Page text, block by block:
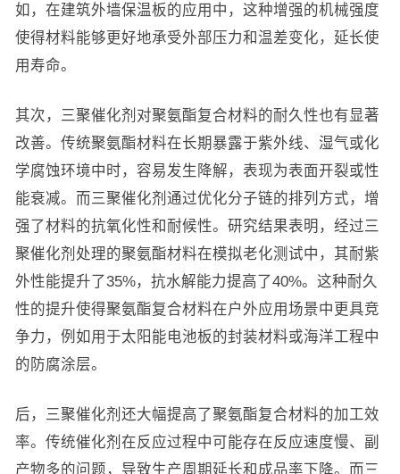
如，在建筑外墙保温板的应用中，这种增强的机械强度
使得材料能够更好地承受外部压力和温差变化，延长使
用寿命。
其次，三聚催化剂对聚氨酯复合材料的耐久性也有显著
改善。传统聚氨酯材料在长期暴露于紫外线、湿气或化
学腐蚀环境中时，容易发生降解，表现为表面开裂或性
能衰减。而三聚催化剂通过优化分子链的排列方式，增
强了材料的抗氧化性和耐候性。研究结果表明，经过三
聚催化剂处理的聚氨酯材料在模拟老化测试中，其耐紫
外性能提升了35%，抗水解能力提高了40%。这种耐久
性的提升使得聚氨酯复合材料在户外应用场景中更具竞
争力，例如用于太阳能电池板的封装材料或海洋工程中
的防腐涂层。
后，三聚催化剂还大幅提高了聚氨酯复合材料的加工效
率。传统催化剂在反应过程中可能存在反应速度慢、副
产物多的问题，导致生产周期延长和成品率下降。而三